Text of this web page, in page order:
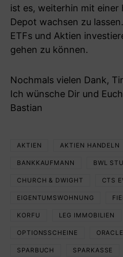
ist es, weiterhin mit einer
Depot wachsen zu
ETFs und Aktien
gehen zu können.
Nochmals vielen Dank,
Ich wünsche Dir und
Bastian
AKTIEN AKTIEN HANDELN
BANKKAUFMANN BWL
CHURCH & DWIGHT CTS
EIGENTUMSWOHNUNG
KORFU LEG IMMOBILIEN
OPTIONSSCHEINE ORACLE
SPARBUCH SPARKASSE